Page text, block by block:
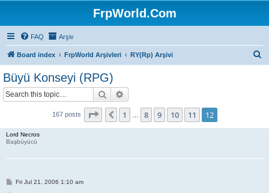
FrpWorld.Com
FAQ Arşiv
Board index FrpWorld Arşivleri RY(Rp) Arşivi
Büyü Konseyi (RPG)
Search
167 posts Page 12 of 12
Previous
1 8 9 10 11 12
Lord Necros
Başbüyücü
PFri Jul 21, 2006 1:10 am